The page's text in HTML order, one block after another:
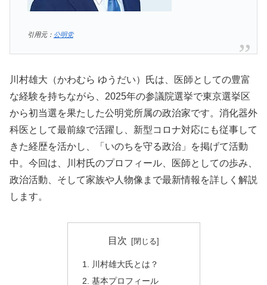
引用元： 公明党
川村雄大（かわむら ゆうだい）氏は、医師としての豊富
な経験を持ちながら、2025年の参議院選挙で東京選挙区
から初当選を果たした公明党所属の政治家です。消化器外
科医として最前線で活躍し、新型コロナ対応にも従事して
きた経歴を活かし、「いのちを守る政治」を掲げて活動
中。今回は、川村氏のプロフィール、医師としての歩み、
政治活動、そして家族や人物像まで最新情報を詳しく解説
します。
目次
川村雄大氏とは？
基本プロフィール